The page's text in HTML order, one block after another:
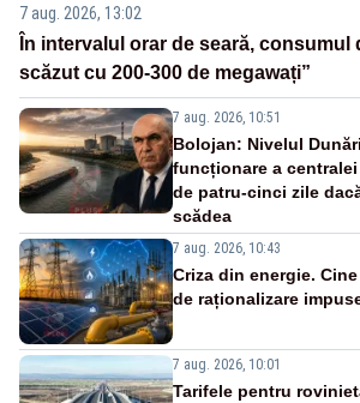
7 aug. 2026, 13:02
În intervalul orar de seară, consumul
scăzut cu 200-300 de megawați”
7 aug. 2026, 10:51
Bolojan: Nivelul
funcționare a
de patru-cinci zile
scădea
7 aug. 2026, 10:43
Criza din energie.
de raționalizare
7 aug. 2026, 10:01
Tarifele pentru